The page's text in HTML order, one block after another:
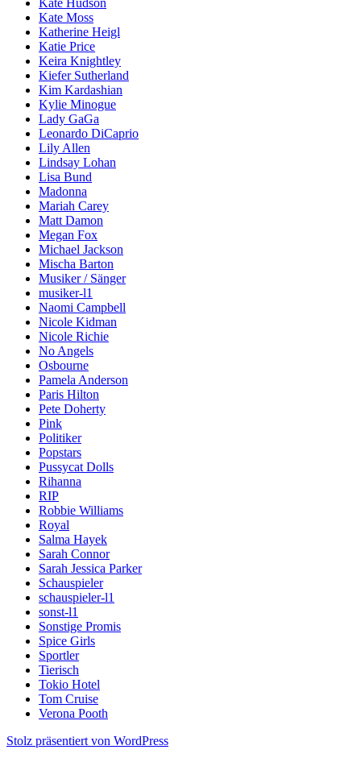
Kate Hudson
Kate Moss
Katherine Heigl
Katie Price
Keira Knightley
Kiefer Sutherland
Kim Kardashian
Kylie Minogue
Lady GaGa
Leonardo DiCaprio
Lily Allen
Lindsay Lohan
Lisa Bund
Madonna
Mariah Carey
Matt Damon
Megan Fox
Michael Jackson
Mischa Barton
Musiker / Sänger
musiker-l1
Naomi Campbell
Nicole Kidman
Nicole Richie
No Angels
Osbourne
Pamela Anderson
Paris Hilton
Pete Doherty
Pink
Politiker
Popstars
Pussycat Dolls
Rihanna
RIP
Robbie Williams
Royal
Salma Hayek
Sarah Connor
Sarah Jessica Parker
Schauspieler
schauspieler-l1
sonst-l1
Sonstige Promis
Spice Girls
Sportler
Tierisch
Tokio Hotel
Tom Cruise
Verona Pooth
Stolz präsentiert von WordPress